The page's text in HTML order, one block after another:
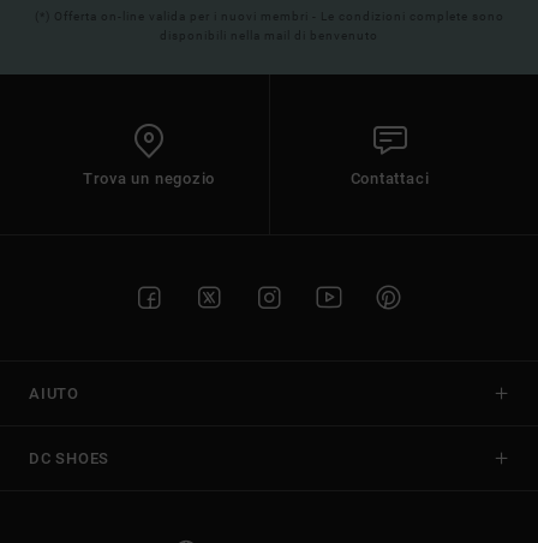
(*) Offerta on-line valida per i nuovi membri - Le condizioni complete sono
disponibili nella mail di benvenuto
Trova un negozio Contattaci
AIUTO
DC SHOES